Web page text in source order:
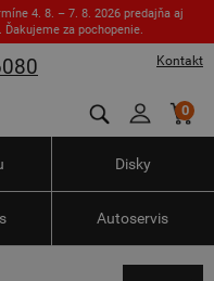
4. 8. – 7. 8. 2026 predajňa aj
za pochopenie.
Kontakt
0
Disky
Autoservis